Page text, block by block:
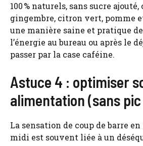
100 % naturels, sans sucre
gingembre, citron vert, pomme
une manière saine et pratique
l’énergie au bureau ou après le
passer par la case caféine.
Astuce 4 : optimiser
alimentation (sans
La sensation de coup de barre
midi est souvent liée à un